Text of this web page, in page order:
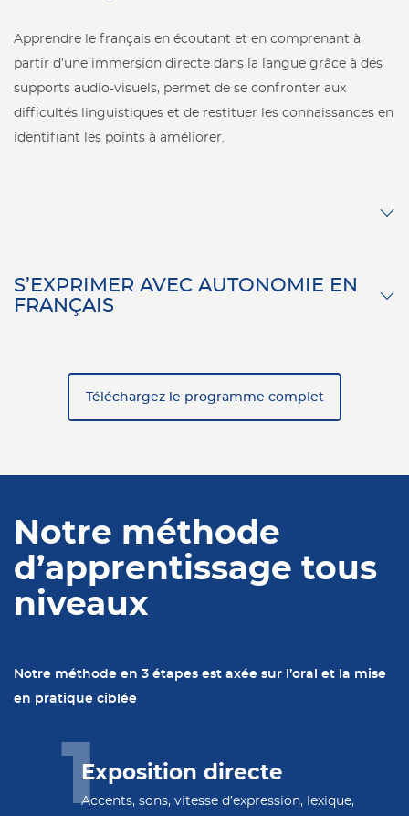
Apprendre le français en écoutant et en comprenant à
partir d’une immersion directe dans la langue grâce à des
supports audio-visuels, permet de se confronter aux
difficultés linguistiques et de restituer les connaissances en
identifiant les points à améliorer.
S’EXPRIMER AVEC AUTONOMIE EN
FRANÇAIS
Téléchargez le programme complet
Notre méthode
d’apprentissage tous
niveaux
Notre méthode en 3 étapes est axée sur l’oral et la mise
en pratique ciblée
Exposition directe
Accents, sons, vitesse d’expression, lexique,